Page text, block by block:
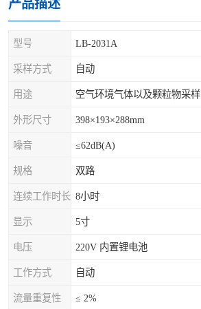
产品描述
型号 LB-2031A
采样方式 自动
用途 空气环境气体以及颗粒物采样
外形尺寸 398×193×288mm
噪音 ≤62dB(A)
规格 双路
连续工作时长 8小时
显示 5寸
电压 220V 内置锂电池
工作方式 自动
流量重复性 ≤ 2%